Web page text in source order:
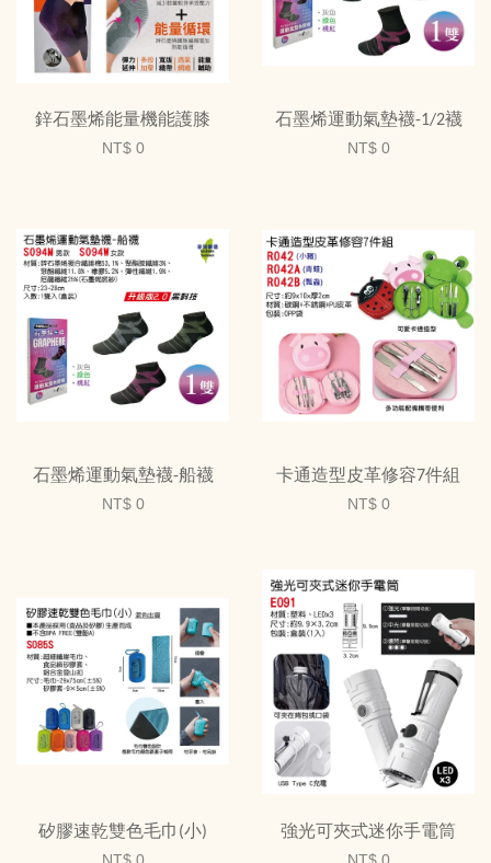
鋅石墨烯能量機能護膝
NT$ 0
石墨烯運動氣墊襪-1/2襪
NT$ 0
石墨烯運動氣墊襪-船襪
NT$ 0
卡通造型皮革修容7件組
NT$ 0
矽膠速乾雙色毛巾(小) 強光可夾式迷你手電筒